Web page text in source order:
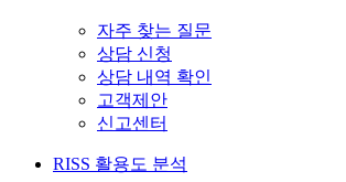
자주 찾는 질문
상담 신청
상담 내역 확인
고객제안
신고센터
RISS 활용도 분석